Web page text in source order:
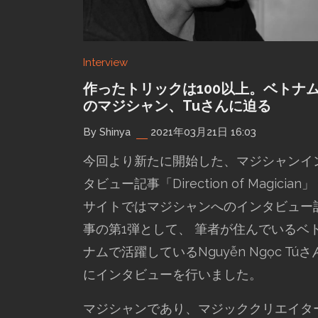
Interview
作ったトリックは100以上。ベトナ
のマジシャン、Tuさんに迫る
By Shinya 2021年03月21日 16:03
今回より新たに開始した、マジシャンイ
タビュー記事「Direction of Magician」
サイトではマジシャンへのインタビュー
事の第1弾として、 筆者が住んでいるベ
ナムで活躍しているNguyễn Ngọc Túさ
にインタビューを行いました。
マジシャンであり、マジッククリエイタ